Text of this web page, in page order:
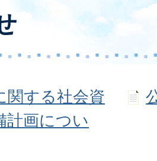
関する社会資
計画につい